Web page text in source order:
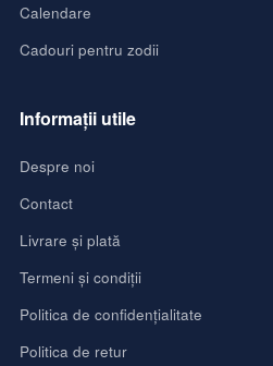
Calendare
Cadouri pentru zodii
Informații utile
Despre noi
Contact
Livrare și plată
Termeni și condiții
Politica de confidențialitate
Politica de retur